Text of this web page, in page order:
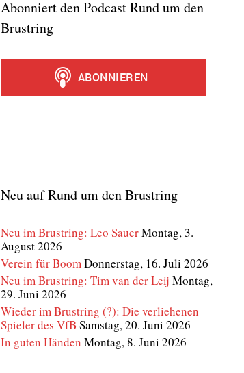
Abonniert den Podcast Rund um den
Brustring
Neu auf Rund um den Brustring
Neu im Brustring: Leo SauerMontag, 3.
August 2026
Verein für BoomDonnerstag, 16. Juli 2026
Neu im Brustring: Tim van der Leij Montag,
29. Juni 2026
Wieder im Brustring (?): Die verliehenen
Spieler des VfB Samstag, 20. Juni 2026
In guten Händen Montag, 8. Juni 2026